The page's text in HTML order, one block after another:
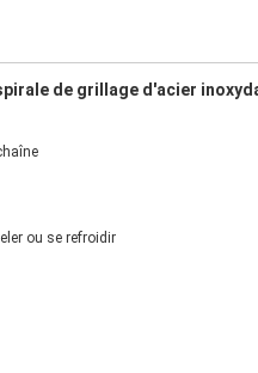
de grillage d'acier
ou se refroidir